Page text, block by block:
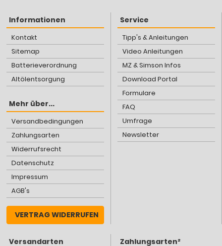
Informationen
Kontakt
Sitemap
Batterieverordnung
Altölentsorgung
Mehr über...
Versandbedingungen
Zahlungsarten
Widerrufsrecht
Datenschutz
Impressum
AGB's
VERTRAG WIDERRUFEN
Service
Tipp's & Anleitungen
Video Anleitungen
MZ & Simson Infos
Download Portal
Formulare
FAQ
Umfrage
Newsletter
Versandarten Zahlungsarten²